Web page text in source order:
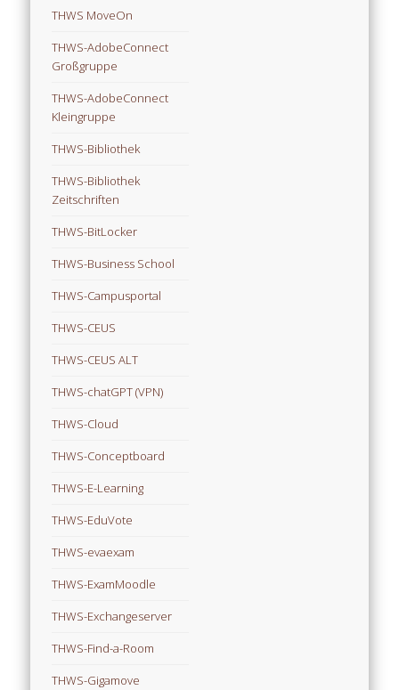
THWS MoveOn
THWS-AdobeConnect
Großgruppe
THWS-AdobeConnect
Kleingruppe
THWS-Bibliothek
THWS-Bibliothek
Zeitschriften
THWS-BitLocker
THWS-Business School
THWS-Campusportal
THWS-CEUS
THWS-CEUS ALT
THWS-chatGPT (VPN)
THWS-Cloud
THWS-Conceptboard
THWS-E-Learning
THWS-EduVote
THWS-evaexam
THWS-ExamMoodle
THWS-Exchangeserver
THWS-Find-a-Room
THWS-Gigamove